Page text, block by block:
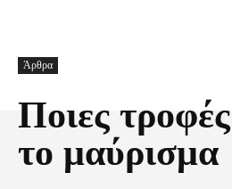
Άρθρα
Ποιες
το μαύρισμα